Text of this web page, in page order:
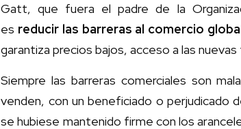
Gatt, que fuera el padre de la
es reducir las barreras al comercio
garantiza precios bajos, acceso a las
Siempre las barreras comerciales son
venden, con un beneficiado o perjudicado
se hubiese mantenido firme con los